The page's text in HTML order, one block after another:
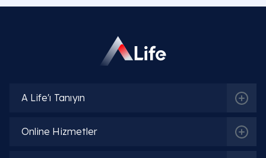
A Life'ı Tanıyın
Online Hizmetler